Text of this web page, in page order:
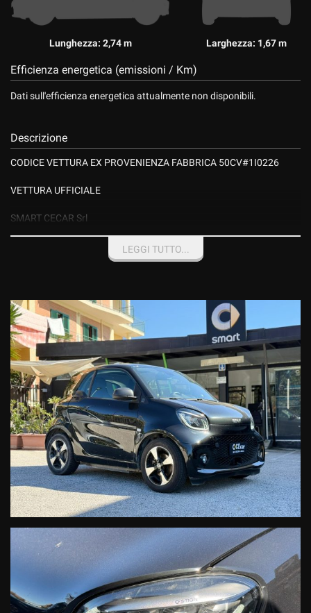
Lunghezza: 2,74 m Larghezza: 1,67 m
Efficienza energetica (emissioni / Km)
Dati sull'efficienza energetica attualmente non disponibili.
Descrizione
CODICE VETTURA EX PROVENIENZA FABBRICA 50CV#1I0226
VETTURA UFFICIALE
SMART CECAR Srl
Vendita-Assistenza Ricambi
RICERCHE,TRA PRIVATI AFFARISTI, COMMERCIANTI DI AUTO E
PLURIMARCA, AFFIDATI AD UNA STRUTTURA REALE, UFFICIALE
SMART,IN GRADO DI POTERTI FORNIRE, IN ASSOLUTA SICUREZZA
E TRASPARENZA, VETTURE E SERVIZI UFFICIALI DI VENDITA E
POST VENDITA, SECONDO I SEVERI STANDARD DELLA CASA
COSTRUTTRICE DAIMLER AG.
QUESTA E' UNA SMART EX DIREZIONALE, UFFICIALE FABBRICA
DAIMLER AG.... solo vantaggi certi!!!
ACCESSORI, NON DI SERIE, PRESENTI SU QUESTA FORTWO EQ:
DL5 PASSION
P45 PACK EXCLUSIVE (NAVIGATORE MEDIA SYSTEM
CONNECT+BRACCIOLO
GUIDA+PARKTRONIC+TELECAMERA POSTERIORE+FARI FULL
LED+FENDINEBBIA+SENSORE PIOGGIA+SENSORE LUCI EST.+
PACCHETTO LUCI INTERNO+RETROVISORE INT.
908 CAVO DI RICARICA VELOCE 22 KW
H12 TAPPETINI IN VELLUTO
DSB MANUTENZIONE UFFICIALE SMART:
1° TAGLIANDO A KM. 9.134 DATA 10.06.2021
2° TAGLIANDO A KM. 21.771 DATA 17.11.2022
3° TAGLIANDO A KM. 48.382 DATA 12.09.2024
LEGGI TUTTO...